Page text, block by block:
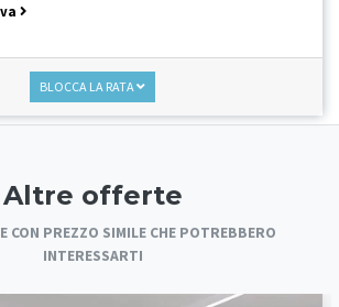
BLOCCA LA RATA
Altre offerte
CON PREZZO SIMILE CHE POTREBBERO
INTERESSARTI